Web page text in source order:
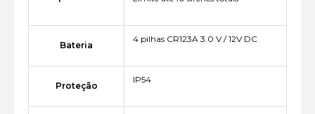
Bateria
4 pilhas CR123A 3.0 V / 12V DC
Proteção
IP54